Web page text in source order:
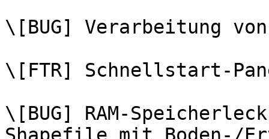
\[BUG] Verarbeitung
\[FTR] Schnellstart-
\[BUG] RAM-